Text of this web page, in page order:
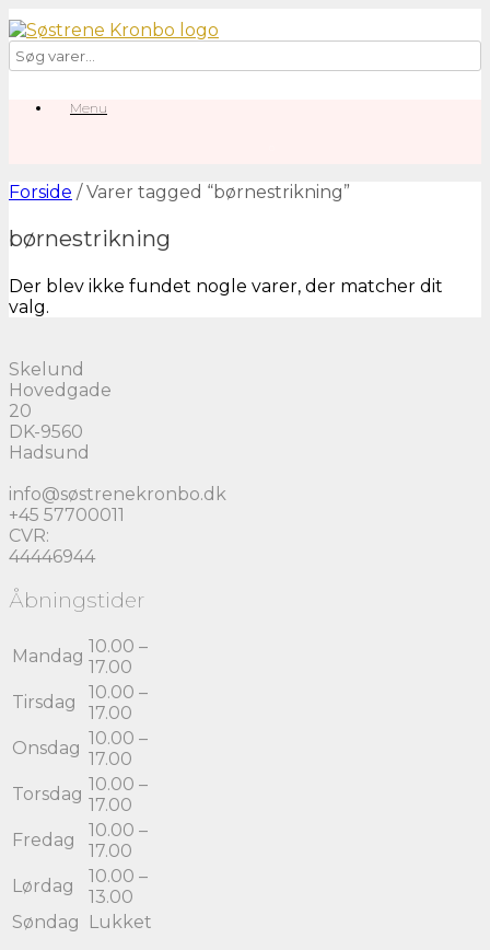
Gå
til
indhold
Menu
shopping
cart
Forside / Varer tagged “børnestrikning”
børnestrikning
Der blev ikke fundet nogle varer, der matcher dit
valg.
Skelund
Hovedgade
20
DK-9560
Hadsund
info@søstrenekronbo.dk
+45 57700011
CVR:
44446944
Åbningstider
Mandag 10.00 –
17.00
Tirsdag
10.00 –
17.00
Onsdag 10.00 –
17.00
Torsdag 10.00 –
17.00
Fredag
10.00 –
17.00
Lørdag
10.00 –
13.00
Søndag
Lukket